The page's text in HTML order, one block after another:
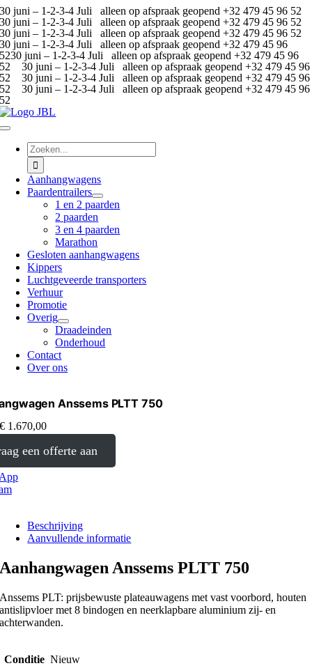
Ga
naar
inhoud
30 juni – 1-2-3-4 Juli alleen op afspraak geopend +32 479 45 96 52
30 juni – 1-2-3-4 Juli alleen op afspraak geopend +32 479 45 96 52
30 juni – 1-2-3-4 Juli alleen op afspraak geopend +32 479 45 96 52
30 juni – 1-2-3-4 Juli alleen op afspraak geopend +32 479 45 96
5230 juni – 1-2-3-4 Juli alleen op afspraak geopend +32 479 45 96
52 30 juni – 1-2-3-4 Juli alleen op afspraak geopend +32 479 45 96
52 30 juni – 1-2-3-4 Juli alleen op afspraak geopend +32 479 45 96
52 30 juni – 1-2-3-4 Juli alleen op afspraak geopend +32 479 45 96
52
Toggle
NavigatieZoeken
naar:
Aanhangwagens
Paardentrailers
1 en 2 paarden
2 paarden
3 en 4 paarden
Marathon
Gesloten aanhangwagens
Kippers
Luchtgeveerde transporters
Verhuur
Promotie
Overig
Draadeinden
Onderhoud
Contact
Over ons
Anssems PLTT 750
€ 1.670,00
een offerte aan
Beschrijving
Aanvullende informatie
Aanhangwagen Anssems PLTT 750
Anssems PLT: prijsbewuste plateauwagens met vast voorbord, houten
antislipvloer met 8 bindogen en neerklapbare aluminium zij- en
achterwanden.
Conditie Nieuw